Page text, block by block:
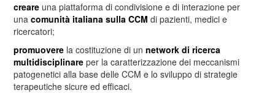
creare una piattaforma di condivisione e di interazione per
unacomunità italiana sulla CCM di pazienti, medici e
ricercatori;
promuovere la costituzione di unnetwork di ricerca
multidisciplinare per la caratterizzazione dei meccanismi
patogenetici alla base delle CCM e lo sviluppo di strategie
terapeutiche sicure ed efficaci.